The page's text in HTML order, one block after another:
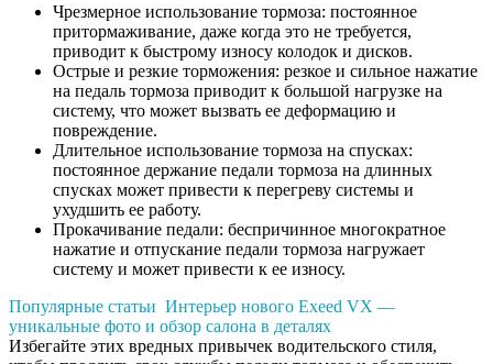
Чрезмерное использование тормоза: постоянное
притормаживание, даже когда это не требуется,
приводит к быстрому износу колодок и дисков.
Острые и резкие торможения: резкое и сильное нажатие
на педаль тормоза приводит к большой нагрузке на
систему, что может вызвать ее деформацию и
повреждение.
Длительное использование тормоза на спусках:
постоянное держание педали тормоза на длинных
спусках может привести к перегреву системы и
ухудшить ее работу.
Прокачивание педали: беспричинное многократное
нажатие и отпускание педали тормоза нагружает
систему и может привести к ее износу.
Популярные статьи Интерьер нового Exeed VX —
уникальные фото и обзор салона в деталях
Избегайте этих вредных привычек водительского стиля,